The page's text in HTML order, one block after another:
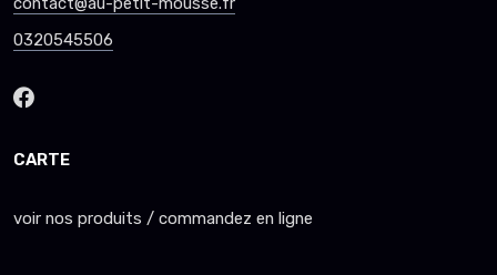
0320545506
CARTE
voir nos produits / commandez en ligne